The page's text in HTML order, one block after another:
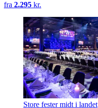
fra 2.295 kr.
Store fester midt i landet